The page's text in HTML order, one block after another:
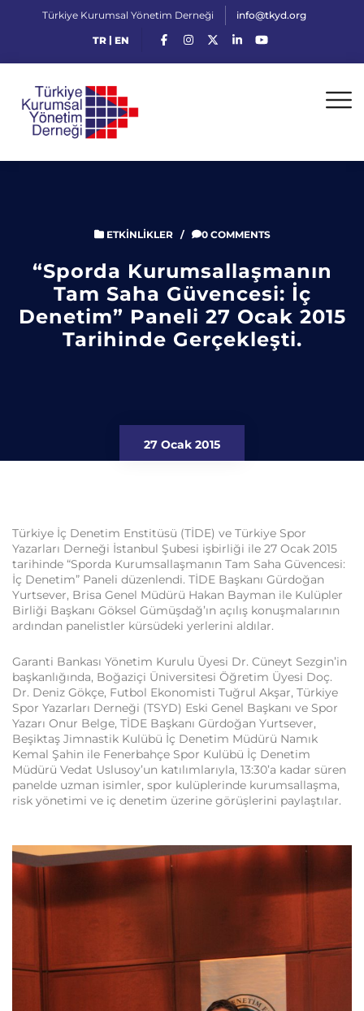
Türkiye Kurumsal Yönetim Derneği info@tkyd.org
TR| EN
ETKINLIKLER/ 0 COMMENTS
“Sporda Kurumsallaşmanın
Tam Saha Güvencesi: İç
Denetim” Paneli 27 Ocak 2015
Tarihinde Gerçekleşti.
27 Ocak 2015
Türkiye İç Denetim Enstitüsü (TİDE) ve Türkiye Spor
Yazarları Derneği İstanbul Şubesi işbirliği ile 27 Ocak 2015
tarihinde “Sporda Kurumsallaşmanın Tam Saha Güvencesi:
İç Denetim” Paneli düzenlendi. TİDE Başkanı Gürdoğan
Yurtsever, Brisa Genel Müdürü Hakan Bayman ile Kulüpler
Birliği Başkanı Göksel Gümüşdağ’ın açılış konuşmalarının
ardından panelistler kürsüdeki yerlerini aldılar.
Garanti Bankası Yönetim Kurulu Üyesi Dr. Cüneyt Sezgin’in
başkanlığında, Boğaziçi Üniversitesi Öğretim Üyesi Doç.
Dr. Deniz Gökçe, Futbol Ekonomisti Tuğrul Akşar, Türkiye
Spor Yazarları Derneği (TSYD) Eski Genel Başkanı ve Spor
Yazarı Onur Belge, TİDE Başkanı Gürdoğan Yurtsever,
Beşiktaş Jimnastik Kulübü İç Denetim Müdürü Namık
Kemal Şahin ile Fenerbahçe Spor Kulübü İç Denetim
Müdürü Vedat Uslusoy’un katılımlarıyla, 13:30’a kadar süren
panelde uzman isimler, spor kulüplerinde kurumsallaşma,
risk yönetimi ve iç denetim üzerine görüşlerini paylaştılar.